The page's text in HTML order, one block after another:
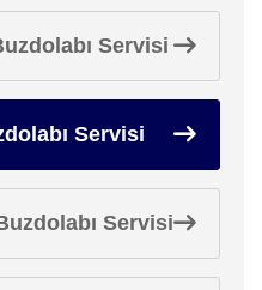
Servisi
Servisi
Servisi